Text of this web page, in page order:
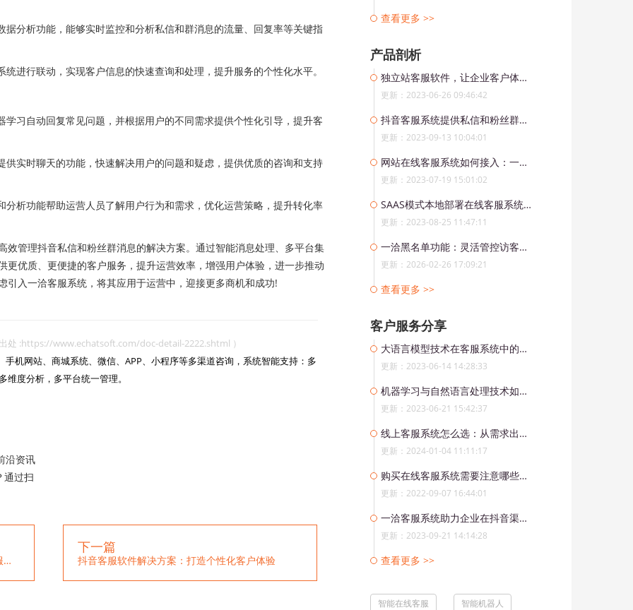
析功能，能够实时监控和分析私信和群消息的流量、回复率等关键指
行联动，实现客户信息的快速查询和处理，提升服务的个性化水平。
自动回复常见问题，并根据用户的不同需求提供个性化引导，提升客
时聊天的功能，快速解决用户的问题和疑虑，提供优质的咨询和支持
功能帮助运营人员了解用户行为和需求，优化运营策略，提升转化率
理抖音私信和粉丝群消息的解决方案。通过智能消息处理、多平台集
优质、更便捷的客户服务，提升运营效率，增强用户体验，进一步推动
入一洽客服系统，将其应用于运营中，迎接更多商机和成功!
处 :https://www.echatsoft.com/doc-detail-2222.shtml ）
机网站、商城系统、微信、APP、小程序等多渠道咨询，系统智能支持：多
度分析，多平台统一管理。
沿资讯
通过扫
ChatGPT的出现：如何将人工智能融入现代客服系统
下一篇
抖音客服软件解决方案：打造个性化客户体验
查看更多 >>
产品剖析
独立站客服软件，让企业客户体验更舒适
更新：2023-06-26 09:46:42
抖音客服系统提供私信和粉丝群消息一体化管理方案
更新：2023-09-13 10:04:01
网站在线客服系统如何接入：一洽客服系统帮您实现高效沟通
更新：2023-07-19 15:01:02
SAAS模式本地部署在线客服系统的分销模式，为合作企业带来新商机
更新：2023-08-25 11:47:11
一洽黑名单功能：灵活管控访客权限，维护健康服务环境
更新：2026-02-26 17:09:21
查看更多 >>
客户服务分享
大语言模型技术在客服系统中的应用
更新：2023-06-14 14:28:33
机器学习与自然语言处理技术如何助力客服系统的转型升级
更新：2023-06-21 15:42:37
线上客服系统怎么选：从需求出发，寻找最佳解决方案
更新：2024-01-04 11:11:17
购买在线客服系统需要注意哪些问题？
更新：2022-09-07 16:44:01
一洽客服系统助力企业在抖音渠道上实现多账号管理
更新：2023-09-21 14:14:28
查看更多 >>
智能在线客服 智能机器人